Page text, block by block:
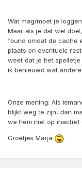
Wat mag/moet je
Maar als je dat wel
found omdat de cache
plaats en eventuele
weet dat je het
ik benieuwd wat
Onze mening: Als
blijkt weg te zijn, dan
we hem niet op inactief
Groetjes Marja